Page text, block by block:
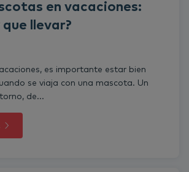
en vacaciones:
llevar?
es importante estar bien
se viaja con una mascota. Un
de...